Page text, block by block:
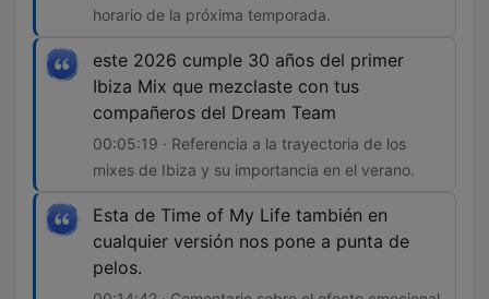
horario de la próxima temporada.
este 2026 cumple 30 años del primer
Ibiza Mix que mezclaste con tus
compañeros del Dream Team
00:05:19 · Referencia a la trayectoria de los
mixes de Ibiza y su importancia en el verano.
Esta de Time of My Life también en
cualquier versión nos pone a punta de
pelos.